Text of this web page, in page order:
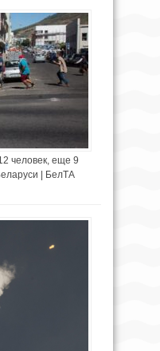
человек, еще 9
| БелТА